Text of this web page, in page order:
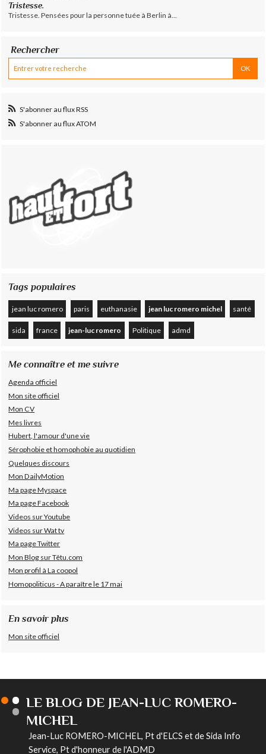
Tristesse.
Tristesse. Pensées pour la personne tuée à Berlin à...
Rechercher
S'abonner au flux RSS
S'abonner au flux ATOM
Tags populaires
jean luc romero paris euthanasie jean luc romero michel santé
sida france jean-luc romero Politique admd
Me connaître et me suivre
Agenda officiel
Mon site officiel
Mon CV
Mes livres
Hubert, l'amour d'une vie
Sérophobie et homophobie au quotidien
Quelques discours
Mon DailyMotion
Ma page Myspace
Ma page Facebook
Videos sur Youtube
Videos sur Wat tv
Ma page Twitter
Mon Blog sur Têtu.com
Mon profil à La coopol
Homopoliticus - A paraître le 17 mai
En savoir plus
Mon site officiel
LE BLOG DE JEAN-LUC ROMERO-
MICHEL
Jean-Luc ROMERO-MICHEL, Pt d'ELCS et de Sida Info
Service, Pt d'honneur de l'ADMD